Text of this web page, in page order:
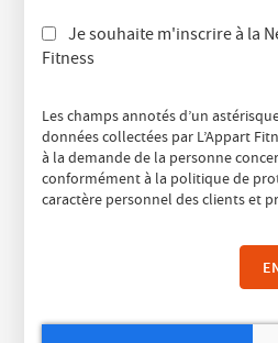
Je souhaite m'inscrire à la
Fitness
Les champs annotés d’un
données collectées par L’Appart
à la demande de la personne
conformément à la politique de
caractère personnel des clients et